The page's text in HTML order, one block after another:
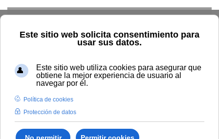
Inicio La UNIA TOUNIA
Alumnado: convocatorias
Doctorado
Doctorado